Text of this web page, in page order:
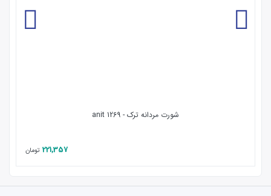
شورت مردانه ترک - anit 1269
221,357 تومان